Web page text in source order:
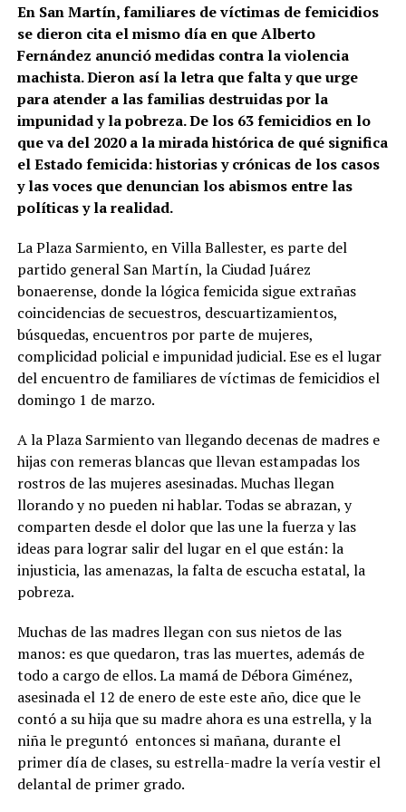
En San Martín, familiares de víctimas de femicidios
se dieron cita el mismo día en que Alberto
Fernández anunció medidas contra la violencia
machista. Dieron así la letra que falta y que urge
para atender a las familias destruidas por la
impunidad y la pobreza. De los 63 femicidios en lo
que va del 2020 a la mirada histórica de qué significa
el Estado femicida: historias y crónicas de los casos
y las voces que denuncian los abismos entre las
políticas y la realidad.
La Plaza Sarmiento, en Villa Ballester, es parte del
partido general San Martín, la Ciudad Juárez
bonaerense, donde la lógica femicida sigue extrañas
coincidencias de secuestros, descuartizamientos,
búsquedas, encuentros por parte de mujeres,
complicidad policial e impunidad judicial. Ese es el lugar
del encuentro de familiares de víctimas de femicidios el
domingo 1 de marzo.
A la Plaza Sarmiento van llegando decenas de madres e
hijas con remeras blancas que llevan estampadas los
rostros de las mujeres asesinadas. Muchas llegan
llorando y no pueden ni hablar. Todas se abrazan, y
comparten desde el dolor que las une la fuerza y las
ideas para lograr salir del lugar en el que están: la
injusticia, las amenazas, la falta de escucha estatal, la
pobreza.
Muchas de las madres llegan con sus nietos de las
manos: es que quedaron, tras las muertes, además de
todo a cargo de ellos. La mamá de Débora Giménez,
asesinada el 12 de enero de este este año, dice que le
contó a su hija que su madre ahora es una estrella, y la
niña le preguntó entonces si mañana, durante el
primer día de clases, su estrella-madre la vería vestir el
delantal de primer grado.